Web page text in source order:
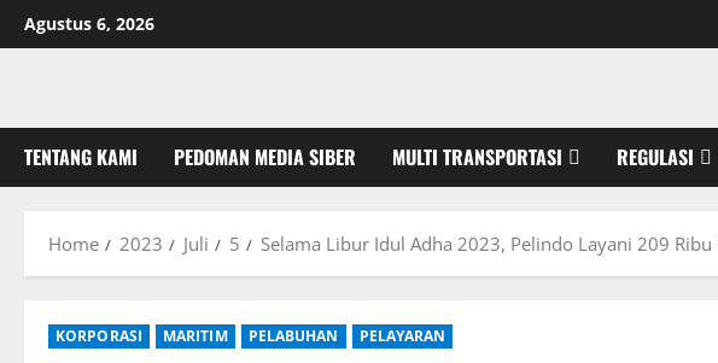
Skip
to
Agustus 6, 2026
TENTANG KAMI PEDOMAN MEDIA SIBER MULTI TRANSPORTASI REGULASI
Home 2023 Juli 5 Selama Libur Idul Adha 2023, Pelindo Layani 209
KORPORASI MARITIM PELABUHAN PELAYARAN